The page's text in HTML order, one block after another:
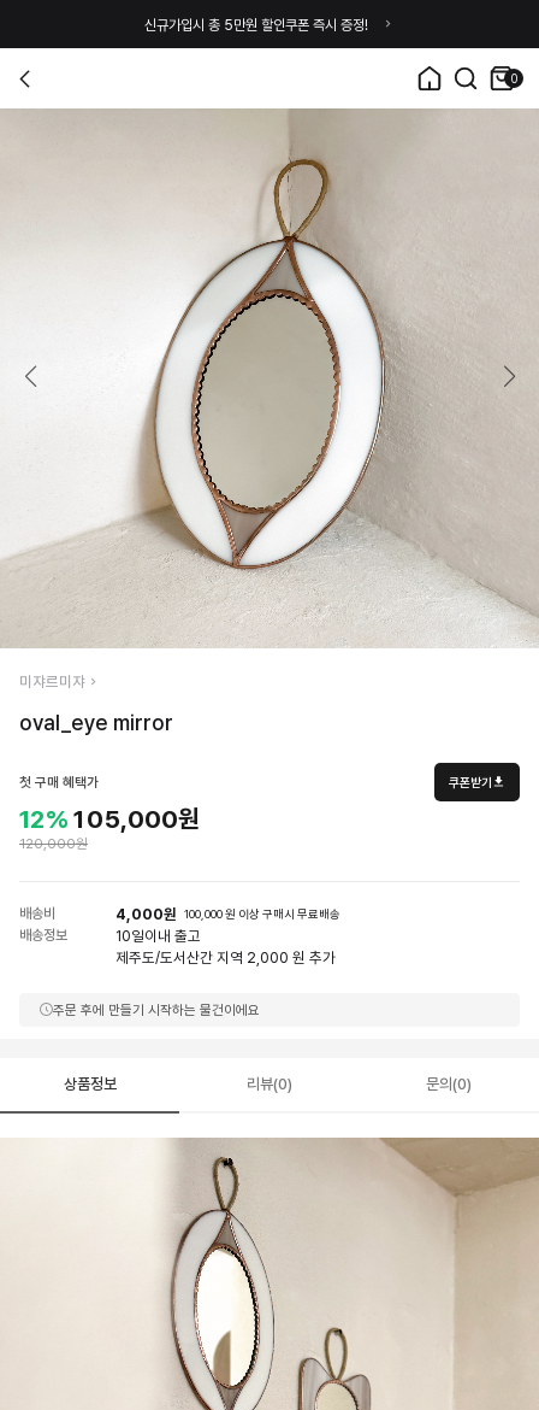
신규가입시 총 5만원 할인쿠폰 즉시 증정!
0
미쟈르미쟈
oval_eye mirror
첫 구매 혜택가 쿠폰받기
12% 105,000원
120,000원
배송비 4,000원 100,000 원 이상 구매시 무료배송
배송정보 10일이내 출고
제주도/도서산간 지역 2,000 원 추가
주문 후에 만들기 시작하는 물건이에요
상품정보 리뷰(0) 문의(0)